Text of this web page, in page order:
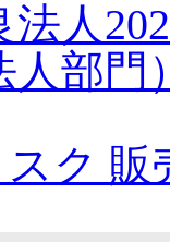
人
人部
ク 販